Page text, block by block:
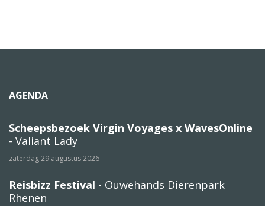
AGENDA
Scheepsbezoek Virgin Voyages x WavesOnline
- Valiant Lady
zaterdag 29 augustus 2026
Reisbizz Festival - Ouwehands Dierenpark
Rhenen